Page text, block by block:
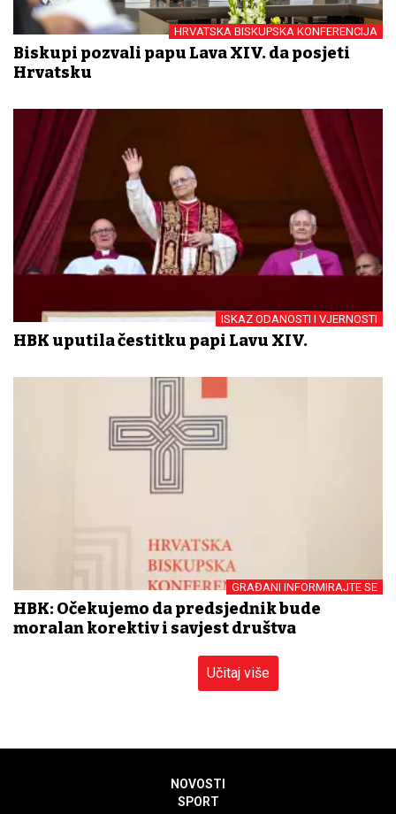
HRVATSKA BISKUPSKA KONFERENCIJA
Biskupi pozvali papu Lava XIV. da posjeti
Hrvatsku
ISKAZ ODANOSTI I VJERNOSTI
HBK uputila čestitku papi Lavu XIV.
GRAĐANI INFORMIRAJTE SE
HBK: Očekujemo da predsjednik bude
moralan korektiv i savjest društva
Učitaj više
NOVOSTI
SPORT